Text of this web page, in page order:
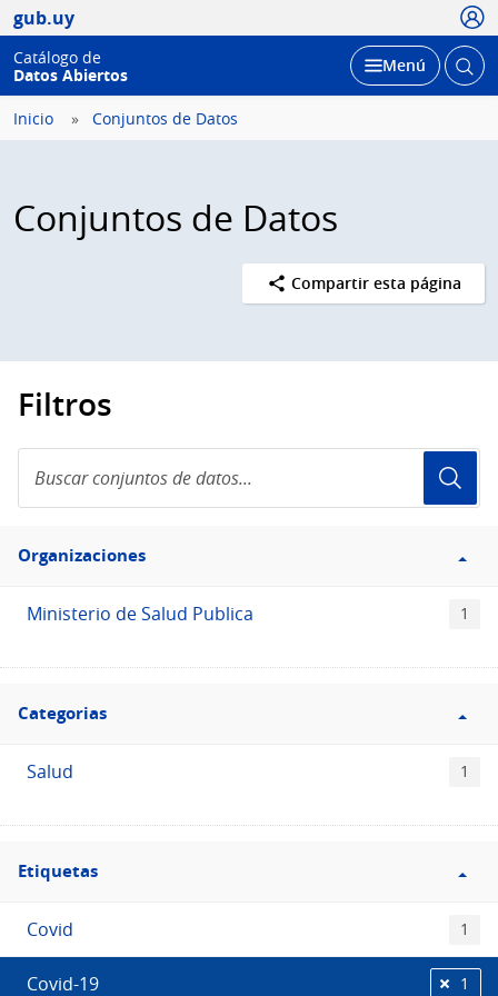
gub.uy
Catálogo de
Datos Abiertos
Desplegar
Menú Abrir
Inicio Conjuntos de Datos
Conjuntos de Datos
Compartir esta página
Filtros
conjuntos
de
Filtro
Organizaciones
Organizaciones
Ministerio de Salud Publica 1
Filtro
Categorias
Categorias
Salud 1
Filtro
Etiquetas
Etiquetas
Covid 1
Covid-19 1